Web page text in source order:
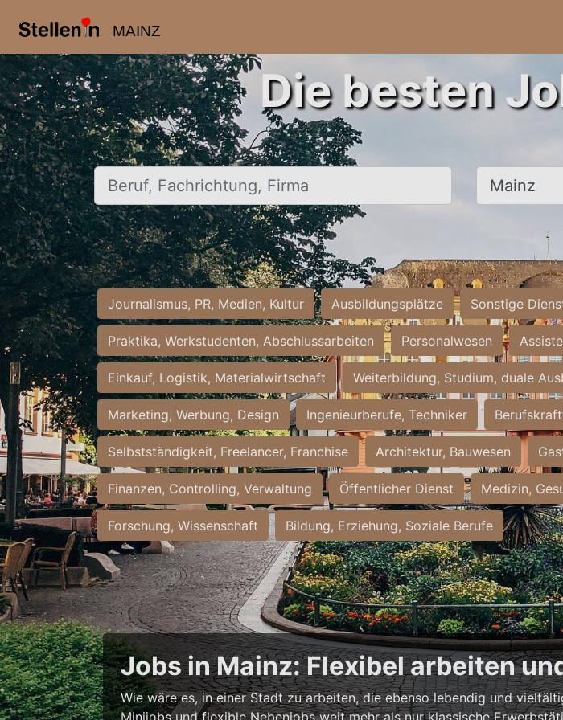
MAINZ
Die besten
Beruf, Fachrichtung, Firma Ort, Stadt
Journalismus, PR, Medien, Kultur Ausbildungsplätze Sonstige
Praktika, Werkstudenten, Abschlussarbeiten Personalwesen
Einkauf, Logistik, Materialwirtschaft Weiterbildung, Studium, duale
Marketing, Werbung, Design Ingenieurberufe, Techniker
Selbstständigkeit, Freelancer, Franchise Architektur, Bauwesen
Finanzen, Controlling, Verwaltung Öffentlicher Dienst Medizin,
Forschung, Wissenschaft Bildung, Erziehung, Soziale Berufe
Jobs in Mainz: Flexibel arbeiten
Wie wäre es, in einer Stadt zu arbeiten, die ebenso lebendig und